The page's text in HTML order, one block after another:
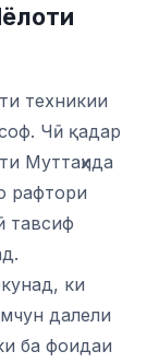
техникии
Чӣ қадар
Муттаҳида
рафтори
тавсиф
ки
далели
ба фоидаи